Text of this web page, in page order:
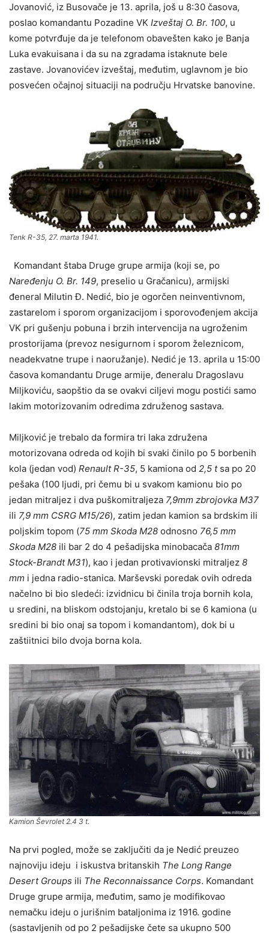
Jovanović, iz Busovače je 13. aprila, još u 8:30 časova,
poslao komandantu Pozadine VK Izveštaj O. Br. 100, u
kome potvrđuje da je telefonom obavešten kako je Banja
Luka evakuisana i da su na zgradama istaknute bele
zastave. Jovanovićev izveštaj, međutim, uglavnom je bio
posvećen očajnoj situaciji na području Hrvatske banovine.
Tenk R-35, 27. marta 1941.
Komandant štaba Druge grupe armija (koji se, po
Naređenju O. Br. 149, preselio u Gračanicu), armijski
đeneral Milutin Đ. Nedić, bio je ogorčen neinventivnom,
zastarelom i sporom organizacijom i sporovođenjem akcija
VK pri gušenju pobuna i brzih intervencija na ugroženim
prostorijama (prevoz nesigurnom i sporom železnicom,
neadekvatne trupe i naoružanje). Nedić je 13. aprila u 15:00
časova komandantu Druge armije, đeneralu Dragoslavu
Milјkoviću, saopštio da se ovakvi cilјevi mogu postići samo
lakim motorizovanim odredima združenog sastava.
Milјković je trebalo da formira tri laka združena
motorizovana odreda od kojih bi svaki činilo po 5 borbenih
kola (jedan vod) Renault R-35, 5 kamiona od 2,5 tsa po 20
pešaka (100 lјudi, pri čemu bi u svakom kamionu bio po
jedan mitralјez i dva puškomitralјeza 7,9mm zbrojovka M37
ili 7,9 mm CSRG M15/26), zatim jedan kamion sa brdskim ili
polјskim topom (75 mm Skoda M28 odnosno 76,5 mm
Skoda M28 ili bar 2 do 4 pešadijska minobacača 81mm
Stock-Brandt M31), kao i jedan protivavionski mitralјez 8
mm i jedna radio-stanica. Marševski poredak ovih odreda
načelno bi bio sledeći: izvidnicu bi činila troja bornih kola,
u sredini, na bliskom odstojanju, kretalo bi se 6 kamiona (u
sredini bi bio onaj sa topom i komandantom), dok bi u
zaštiitnici bilo dvoja borna kola.
Kamion Ševrolet 2.4 3 t.
Na prvi pogled, može se zaklјučiti da je Nedić preuzeo
najnoviju ideju i iskustva britanskih The Long Range
Desert Groups ili The Reconnaissance Corps. Komandant
Druge grupe armija, međutim, samo je modifikovao
nemačku ideju o jurišnim batalјonima iz 1916. godine
(sastavlјenih od po 2 pešadijske čete sa ukupno 500